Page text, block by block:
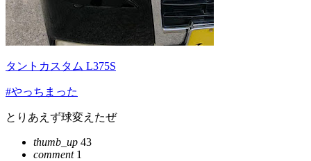
タントカスタム L375S
#やっちまった
とりあえず球変えたぜ
thumb_up 43
comment1